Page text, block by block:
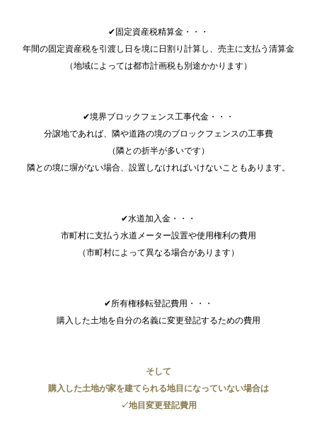
✔固定資産税精算金・・・
年間の固定資産税を引渡し日を境に日割り計算し、売主に支払う清算金
（地域によっては都市計画税も別途かかります）
✔境界ブロックフェンス工事代金・・・
分譲地であれば、隣や道路の境のブロックフェンスの工事費
（隣との折半が多いです）
隣との境に塀がない場合、設置しなければいけないこともあります。
✔水道加入金・・・
市町村に支払う水道メーター設置や使用権利の費用
（市町村によって異なる場合があります）
✔所有権移転登記費用・・・
購入した土地を自分の名義に変更登記するための費用
そして
購入した土地が家を建てられる地目になっていない場合は
✓地目変更登記費用